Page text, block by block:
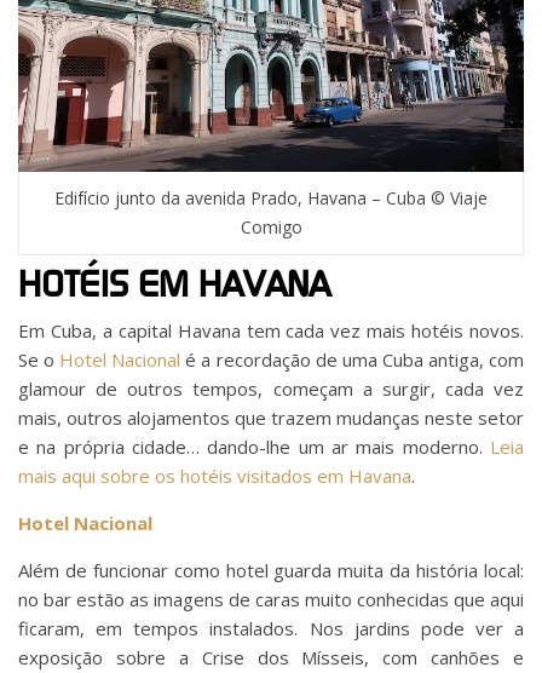
Edifício junto da avenida Prado, Havana – Cuba © Viaje
Comigo
HOTÉIS EM HAVANA
Em Cuba, a capital Havana tem cada vez mais hotéis novos.
Se o Hotel Nacional é a recordação de uma Cuba antiga, com
glamour de outros tempos, começam a surgir, cada vez
mais, outros alojamentos que trazem mudanças neste setor
e na própria cidade… dando-lhe um ar mais moderno. Leia
mais aqui sobre os hotéis visitados em Havana.
Hotel Nacional
Além de funcionar como hotel guarda muita da história local:
no bar estão as imagens de caras muito conhecidas que aqui
ficaram, em tempos instalados. Nos jardins pode ver a
exposição sobre a Crise dos Mísseis, com canhões e